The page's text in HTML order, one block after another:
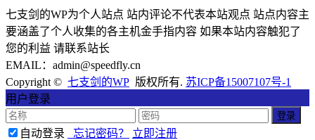
七支剑的WP为个人站点 站内评论不代表本站观点 站点内容主
要涵盖了个人收集的各主机金手指内容 如果本站内容触犯了
您的利益 请联系站长
EMAIL：admin@speedfly.cn
Copyright © 七支剑的WP 版权所有. 苏ICP备15007107号-1
用户登录
自动登录 忘记密码？ 立即注册